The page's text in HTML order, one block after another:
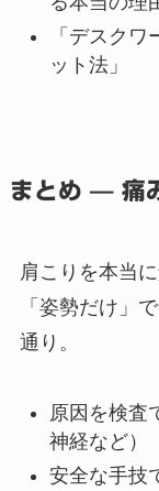
「デスク
ット法」
まとめ — 痛
肩こりを本当
「姿勢だけ」
通り。
原因を検査
神経など）
安全な手技